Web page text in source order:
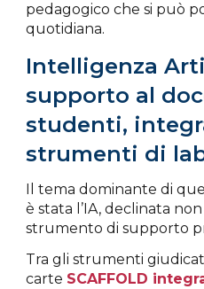
pedagogico che si può
quotidiana.
Intelligenza
supporto al
studenti,
strumenti di
Il tema dominante di
è stata l’IA, declinata
strumento di supporto
Tra gli strumenti
carte SCAFFOLD